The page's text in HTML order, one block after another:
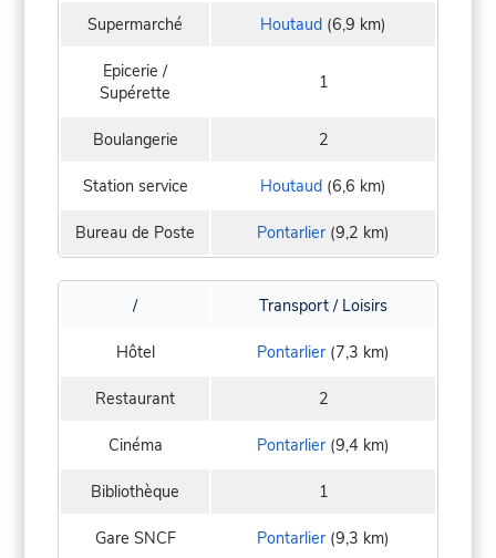
Supermarché Houtaud (6,9 km)
Epicerie /
Supérette
1
Boulangerie 2
Station service Houtaud (6,6 km)
Bureau de Poste Pontarlier (9,2 km)
/ Transport / Loisirs
Hôtel Pontarlier (7,3 km)
Restaurant 2
Cinéma Pontarlier (9,4 km)
Bibliothèque 1
Gare SNCF Pontarlier (9,3 km)